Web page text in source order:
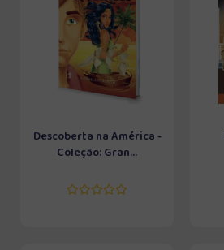
Descoberta na América -
Coleção: Gran...